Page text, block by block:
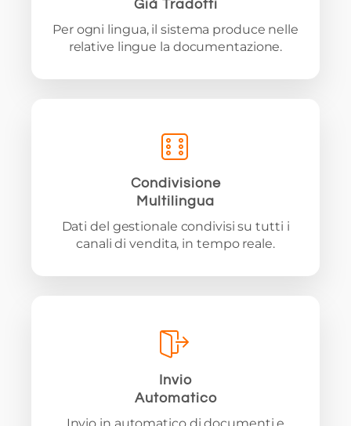
Già Tradotti
Per ogni lingua, il sistema produce nelle
relative lingue la documentazione.
Condivisione
Multilingua
Dati del gestionale condivisi su tutti i
canali di vendita, in tempo reale.
Invio
Automatico